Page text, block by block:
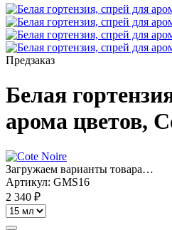
Предзаказ
Белая
арома цветов,
Загружаем варианты товара…
Артикул: GMS16
2 340 ₽